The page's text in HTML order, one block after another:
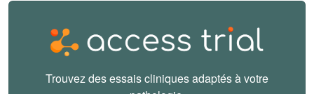
Trouvez des essais cliniques adaptés à votre